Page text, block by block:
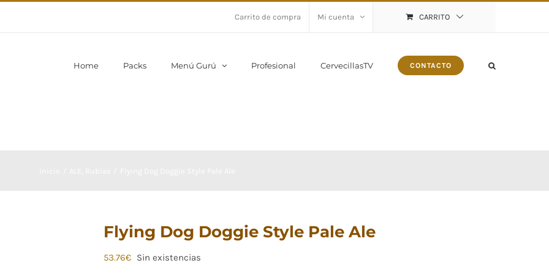
Carrito de compra Mi cuenta CARRITO
Home Packs Menú Gurú Profesional CervecillasTV CONTACTO
Flying Dog Doggie Style Pale Ale
53.76€ Sin existencias